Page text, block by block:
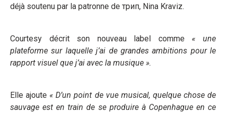
déjà soutenu par la patronne de трип, Nina Kraviz.
Courtesy décrit son nouveau label comme « une
plateforme sur laquelle j’ai de grandes ambitions pour le
rapport visuel que j’ai avec la musique ».
Elle ajoute « D’un point de vue musical, quelque chose de
sauvage est en train de se produire à Copenhague en ce